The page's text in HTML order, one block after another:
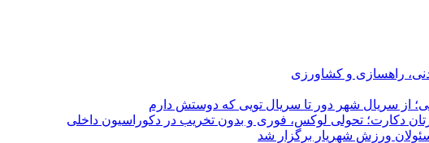
راهسازی و کشاورزی
از سریال شهر دور تا سریال تویی که دوستش دارم
دکارت؛ تحولی لوکس، فوری و بدون تخریب در دکوراسیون داخلی
ورزش شهریار برگزار شد